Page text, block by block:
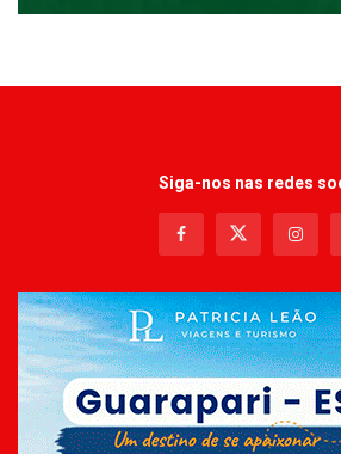
Siga-nos nas redes